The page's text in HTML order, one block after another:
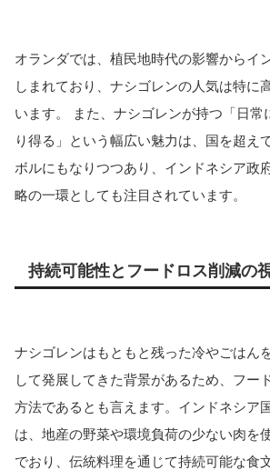
オランダでは、植民地時代の影響からイ
しまれており、ナシゴレンの人気は特に
います。 また、ナシゴレンが持つ「日常
り得る」という幅広い魅力は、国を超え
ボルにもなりつつあり、インドネシア政
略の一環としても注目されています。
持続可能性とフードロス削減の
ナシゴレンはもともと残った冷やごはん
して発展してきた背景があるため、フー
方法であるとも言えます。インドネシア
は、地産の野菜や環境負荷の少ない肉を
でおり、伝統料理を通じて持続可能な食